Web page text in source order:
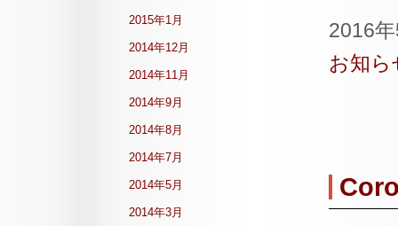
2016
お知ら
2015年1月
2014年12月
2014年11月
2014年9月
2014年8月
2014年7月
2014年5月
2014年3月